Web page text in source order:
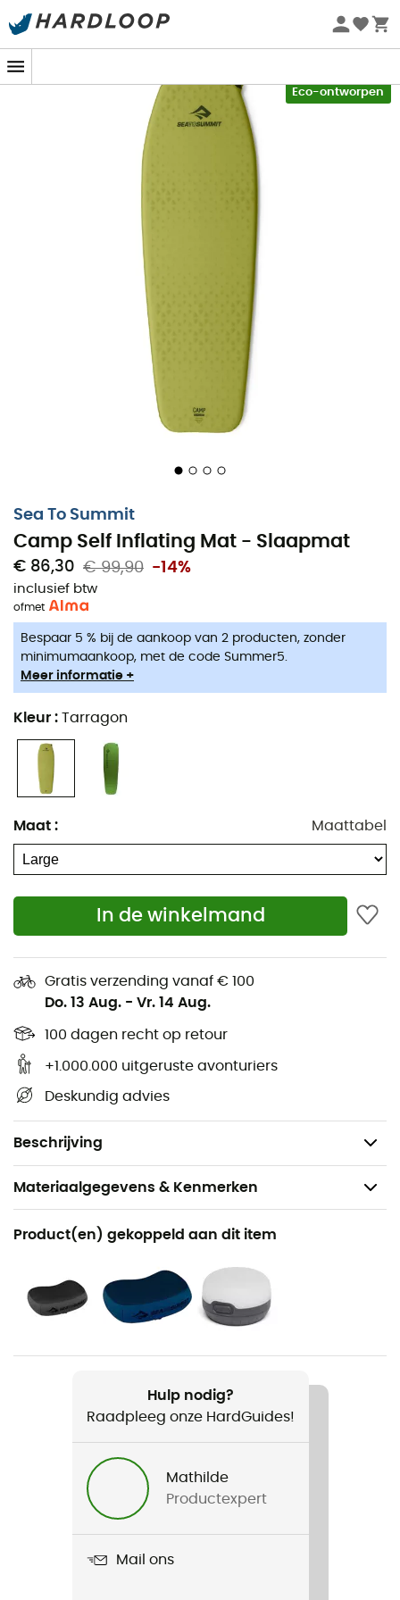
Zomeraanbiedingen 🔥 -5% EXTRA vanaf 2 producten* met
Eco-ontworpen
Sea To Summit
Camp Self Inflating Mat - Slaapmat
€ 86,30 € 99,90 -14%
inclusief btw
ofmet
Bespaar 5 % bij de aankoop van 2 producten, zonder
minimumaankoop, met de code Summer5.
Meer informatie +
Kleur : Tarragon
Maat : Maattabel
In de winkelmand
Gratis verzending vanaf € 100
Do. 13 Aug. - Vr. 14 Aug.
100 dagen recht op retour
+1.000.000 uitgeruste avonturiers
Deskundig advies
Beschrijving
75D polyester, deze mat heeft een stevige basis die
bestand is tegen slijtage. Met zijn dikte van 3,8 cm bent
u verhoogd tijdens elk seizoen waarin u besluit het te
gebruiken. Deze
zal uw trots zijn!
Materiaalgegevens & Kenmerken
Aanbevolen voor
Kamperen
Voor
Heren / Dames
Gewicht
/ 1 050 g (Large) / 1 180 g (Large Rectangular)
Camp Self Inflating Mat
Product(en) gekoppeld aan dit item
Hulp nodig?
Raadpleeg onze HardGuides!
Mathilde
Productexpert
Mail ons